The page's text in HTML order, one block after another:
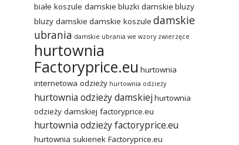
białe koszule damskie bluzki damskie bluzy
bluzy damskie damskie koszule damskie
ubrania damskie ubrania we wzory zwierzęce
hurtownia
Factoryprice.eu hurtownia
internetowa odzieży hurtownia odzieży
hurtownia odzieży damskiej hurtownia
odzieży damskiej factoryprice.eu
hurtownia odzieży factoryprice.eu
hurtownia sukienek Factoryprice.eu